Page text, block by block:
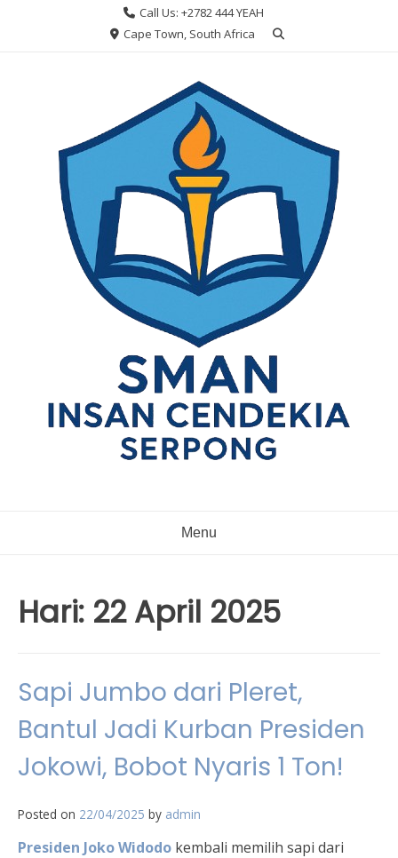
Call Us: +2782 444 YEAH
Cape Town, South Africa
Menu
Hari: 22 April 2025
Sapi Jumbo dari Pleret,
Bantul Jadi Kurban Presiden
Jokowi, Bobot Nyaris 1 Ton!
Posted on 22/04/2025 by admin
Presiden Joko Widodo kembali memilih sapi dari